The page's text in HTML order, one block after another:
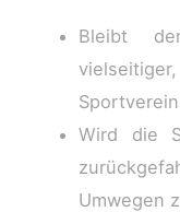
Bleibt
Wird die
Umwegen